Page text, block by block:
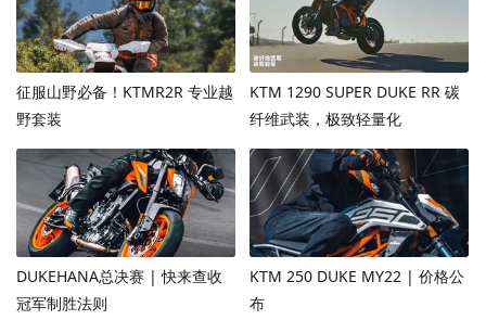
征服山野必备！KTMR2R 专业越
野套装
KTM 1290 SUPER DUKE RR 碳
纤维武装，极致轻量化
DUKEHANA总决赛 | 快来查收
冠军制胜法则
KTM 250 DUKE MY22 | 价格公
布